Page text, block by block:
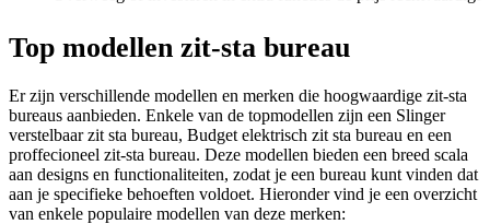
Top modellen zit-sta bureau
Er zijn verschillende modellen en merken die hoogwaardige zit-sta
bureaus aanbieden. Enkele van de topmodellen zijn een Slinger
verstelbaar zit sta bureau, Budget elektrisch zit sta bureau en een
proffecioneel zit-sta bureau. Deze modellen bieden een breed scala
aan designs en functionaliteiten, zodat je een bureau kunt vinden dat
aan je specifieke behoeften voldoet. Hieronder vind je een overzicht
van enkele populaire modellen van deze merken: